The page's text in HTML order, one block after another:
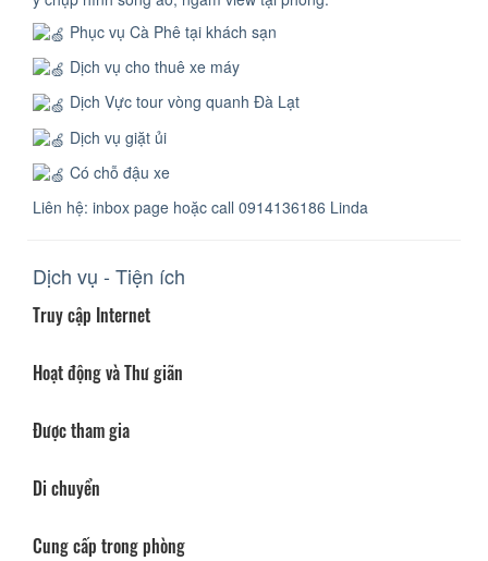
Phục vụ Cà Phê tại khách sạn
Dịch vụ cho thuê xe máy
Dịch Vực tour vòng quanh Đà Lạt
Dịch vụ giặt ủi
Có chỗ đậu xe
Liên hệ: inbox page hoặc call 0914136186 Linda
Dịch vụ - Tiện ích
Truy cập Internet
Hoạt động và Thư giãn
Được tham gia
Di chuyển
Cung cấp trong phòng